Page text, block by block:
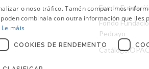
Fondo
Fondo
Pedrayo
Catálogo.OPAC
o noso tráfico. Tamén compartimos
combinala con outra información que lles
Le máis
COOKIES DE RENDEMENTO